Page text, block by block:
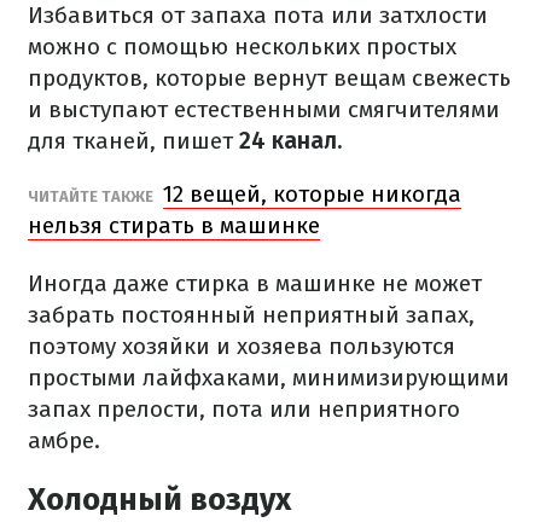
Избавиться от запаха пота или затхлости
можно с помощью нескольких простых
продуктов, которые вернут вещам свежесть
и выступают естественными смягчителями
для тканей, пишет24 канал.
ЧИТАЙТЕ ТАКЖЕ 12 вещей, которые никогда
нельзя стирать в машинке
Иногда даже стирка в машинке не может
забрать постоянный неприятный запах,
поэтому хозяйки и хозяева пользуются
простыми лайфхаками, минимизирующими
запах прелости, пота или неприятного
амбре.
Холодный воздух